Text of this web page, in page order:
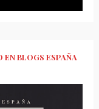
BLOGS ESPAÑA